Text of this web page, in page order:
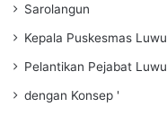
Sarolangun
Kepala Puskesmas Luwu
Pelantikan Pejabat Luwu
dengan Konsep '